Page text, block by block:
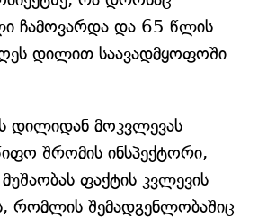
ჩამოვარდა და 65 წლის
დილით საავადმყოფოში
დილიდან მოკვლევას
შრომის ინსპექტორი,
ფაქტის კვლევის
რომლის შემადგენლობაშიც